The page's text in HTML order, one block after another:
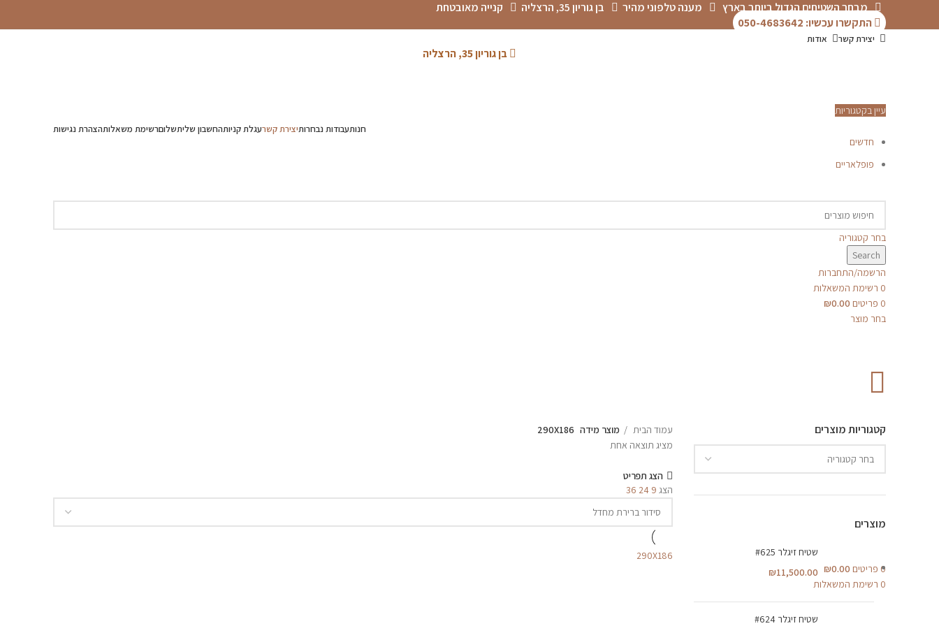
מבחר השטיחים הגדול ביותר בארץ מענה טלפוני מהיר בן גוריון 35, הרצליה
קנייה מאובטחת
התקשרו עכשיו: 050-4683642
יצירת קשר אודות
בן גוריון 35, הרצליה
בחר קטגוריה
Search
הרשמה/התחברות
0 רשימת המשאלות
0 פריטים ₪0.00
בחר מוצר
0 פריטים ₪0.00
0 רשימת המשאלות
עיין בקטגוריות
חנותעבודות נבחרותיצירת קשרעגלת קניותהחשבון שליתשלוםרשימת משאלותהצהרת נגישות
חדשים
פופלאריים
קולקציית שטיחי
שטיחים לפי מידה
שטיחים לפי סוג
קטגוריות מוצרים
מוצרים
שטיח זיגלר #625
₪11,500.00
שטיח זיגלר #624
עמוד הבית מוצר מידה 290X186
מציג תוצאה אחת
הצג תפריט
הצג 9
24
36
290X186